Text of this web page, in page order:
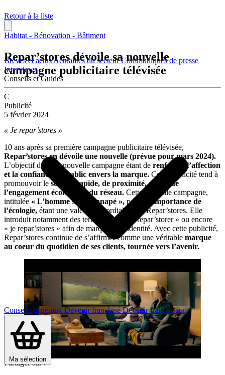
Brèves et actusActualités du secteurCommuniqués de presse
Interviews
Conseils et Guides
Conseils généraux Devenir franchiséDevenir franchiseur
Ma sélection
Retour à la liste
Habitat - Rénovation - Bâtiment
Repar’stores dévoile sa nouvelle
campagne publicitaire télévisée
C
Publicité
5 février 2024
« Je repar’stores »
10 ans après sa première campagne publicitaire télévisée,
Repar’stores en dévoile une nouvelle (prévue pour mars 2024).
L’objectif de cette nouvelle campagne étant de renforcer l’affection
et la confiance du public envers la marque. Cette publicité tend à
promouvoir le service rapide, de proximité, ainsi que
l’engagement écologique du réseau. Cette nouvelle campagne,
intitulée « L’homme sur le canapé », pointe
l’importance de
l’écologie, étant une valeur primordiale pour Repar’stores. Elle
introduit notamment des termes tels que « repar’storer » ou encore
« je repar’stores » afin de marquer son identité. Avec cette publicité,
Repar’stores continue de s’affirmer comme une véritable marque
au coeur du quotidien de ses clients, tournée vers l’avenir.
Partager sur :